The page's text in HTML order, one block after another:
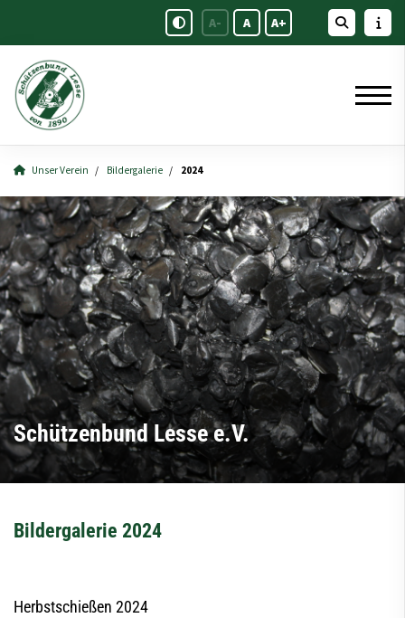
A- A A+
Unser Verein Bildergalerie 2024
Schützenbund Lesse e.V.
Bildergalerie 2024
Herbstschießen 2024